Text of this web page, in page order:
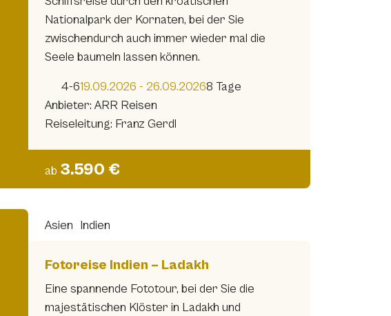
Nationalpark der Kornaten, bei der Sie
zwischendurch auch immer wieder mal die
Seele baumeln lassen können.
4-619.09.2026 - 26.09.20268 Tage
Anbieter: ARR Reisen
Reiseleitung: Franz Gerdl
ab 3.590 €
Asien Indien
Fotoreise Indien – Ladakh
Eine spannende Fototour, bei der Sie die
majestätischen Klöster in Ladakh und